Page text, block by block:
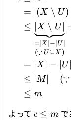
= (X ∖ U)
≤
= X − ∣U
(∵ U ⊆X )
X ∖ U∣
= X − U∣
≤
M∣ (∵
≤ m
よって c ≤ mで